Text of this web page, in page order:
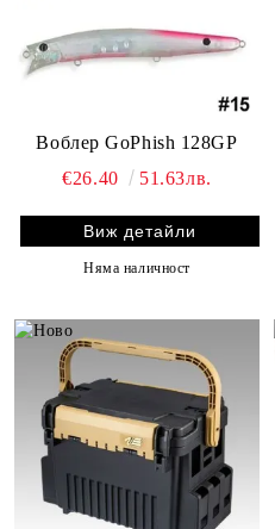
Воблер GoPhish 128GP
€26.40
51.63лв.
Виж детайли
Няма наличност